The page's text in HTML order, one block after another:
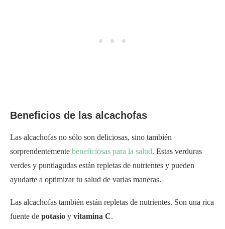
Beneficios de las alcachofas
Las alcachofas no sólo son deliciosas, sino también
sorprendentemente beneficiosas para la salud. Estas verduras
verdes y puntiagudas están repletas de nutrientes y pueden
ayudarte a optimizar tu salud de varias maneras.
Las alcachofas también están repletas de nutrientes. Son una rica
fuente de potasio y vitamina C.